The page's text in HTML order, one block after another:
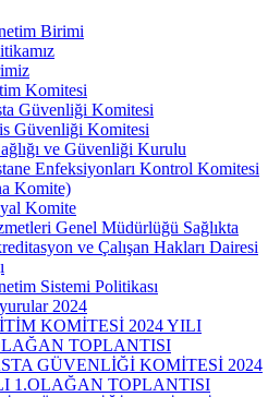
Birimi
Komitesi
Güvenliği Komitesi
Güvenliği Komitesi
ve Güvenliği Kurulu
Enfeksiyonları Kontrol Komitesi
Komite)
Komite
Genel Müdürlüğü Sağlıkta
ve Çalışan Hakları Dairesi
Sistemi Politikası
2024
KOMİTESİ 2024 YILI
TOPLANTISI
GÜVENLİĞİ KOMİTESİ 2024
1.OLAĞAN TOPLANTISI